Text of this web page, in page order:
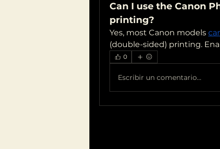
Can I use the Canon
printing?
Yes, most Canon models
(double-sided) printing.
0
Escribir un comentario...